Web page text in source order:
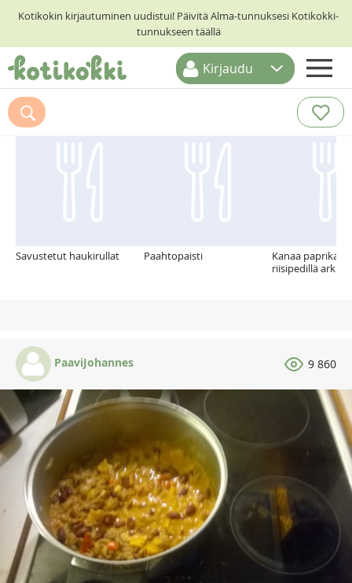
Kotikokin kirjautuminen uudistui! Päivitä Alma-tunnuksesi Kotikokki-
tunnukseen täällä
ETUSIVU
RESEPTIHAKU
Kirjaudu
Suosittelemme myös
Savustetut haukirullat Paahtopaisti
Kanaa paprika-
riisipedillä arki
PaaviJohannes 9 860